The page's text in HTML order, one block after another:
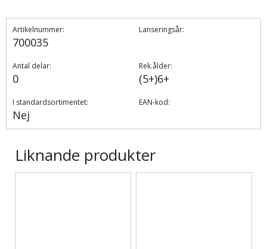
Artikelnummer:
700035
Lanseringsår:
Antal delar:
0
Rek.ålder:
(5+)6+
I standardsortimentet:
Nej
EAN-kod:
Liknande produkter